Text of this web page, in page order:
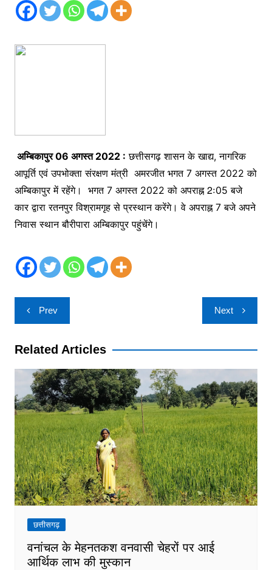
अम्बिकापुर 06 अगस्त 2022 : छत्तीसगढ़ शासन के खाद्य, नागरिक
आपूर्ति एवं उपभोक्ता संरक्षण मंत्री अमरजीत भगत 7 अगस्त 2022 को
अम्बिकापुर में रहेंगे। भगत 7 अगस्त 2022 को अपराह्न 2ः05 बजे
कार द्वारा रतनपुर विश्रामगृह से प्रस्थान करेंगे। वे अपराह्न 7 बजे अपने
निवास स्थान बौरीपारा अम्बिकापुर पहुंचेंगे।
Post
navigation
Prev Next
Related Articles
छत्तीसगढ़
वनांचल के मेहनतकश वनवासी चेहरों पर आई
आर्थिक लाभ की मुस्कान